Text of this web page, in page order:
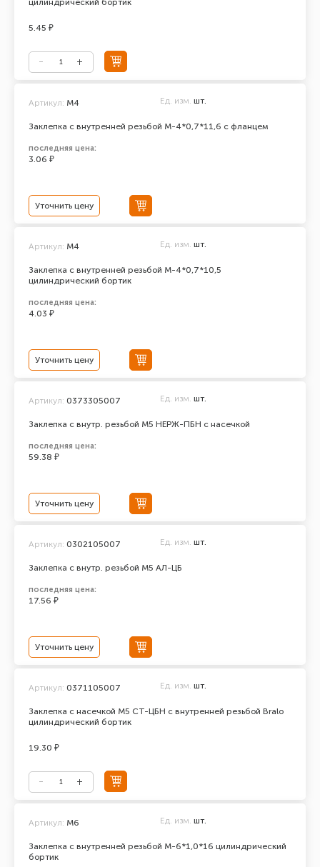
цилиндрический бортик
5.45 ₽
Заклепка с внутренней резьбой М-4*0,7*11,6 с фланцем
Артикул: М4 Ед. изм. шт.
последняя цена:
3.06 ₽
Уточнить цену
Заклепка с внутренней резьбой М-4*0,7*10,5
цилиндрический бортик
Артикул: М4 Ед. изм. шт.
последняя цена:
4.03 ₽
Уточнить цену
Заклепка с внутр. резьбой М5 НЕРЖ-ПБН с насечкой
Артикул: 0373305007 Ед. изм. шт.
последняя цена:
59.38 ₽
Уточнить цену
Заклепка с внутр. резьбой М5 АЛ-ЦБ
Артикул: 0302105007 Ед. изм. шт.
последняя цена:
17.56 ₽
Уточнить цену
Заклепка с насечкой М5 СТ-ЦБН с внутренней резьбой Bralo
цилиндрический бортик
Артикул: 0371105007 Ед. изм. шт.
19.30 ₽
Заклепка с внутренней резьбой М-6*1,0*16 цилиндрический
бортик
Артикул: М6 Ед. изм. шт.